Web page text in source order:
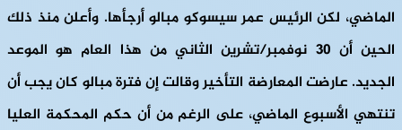
الماضي، لكن الرئيس عمر سيسوكو مبالو أرجأها. وأعلن منذ ذلك
الحين أن 30 نوفمبر/تشرين الثاني من هذا العام هو الموعد
الجديد. عارضت المعارضة التأخير وقالت إن فترة مبالو كان يجب أن
تنتهي الأسبوع الماضي، على الرغم من أن حكم المحكمة العليا